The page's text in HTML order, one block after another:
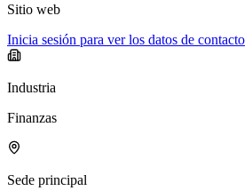
Sitio web
Inicia sesión para ver los datos de contacto
Industria
Finanzas
Sede principal